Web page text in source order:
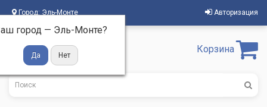
Город: Эль-Монте
город — Эль-Монте?
Авторизация
Корзина